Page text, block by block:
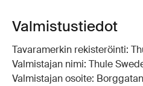
Valmistustiedot
Tavaramerkin rekisteröinti:
Valmistajan nimi: Thule
Valmistajan osoite: